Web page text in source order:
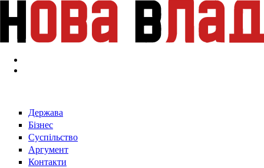
Перейти к основному содержанию
Держава
Бізнес
Суспільство
Аргумент
Контакти